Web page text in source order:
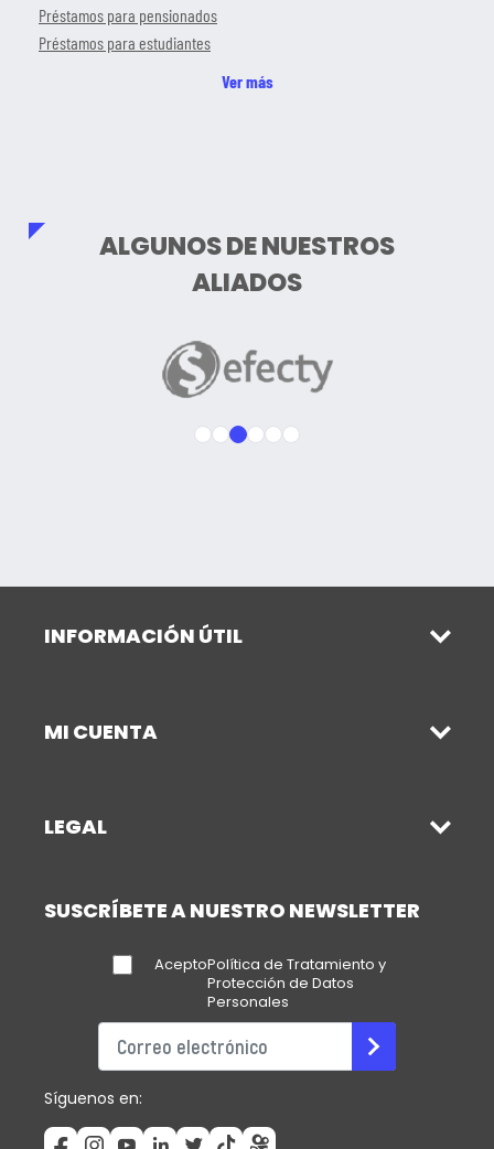
Préstamos para pensionados
Préstamos para estudiantes
Ver más
ALGUNOS DE NUESTROS
ALIADOS
INFORMACIÓN ÚTIL
MI CUENTA
LEGAL
SUSCRÍBETE A NUESTRO NEWSLETTER
AceptoPolítica de Tratamiento y
Protección de Datos
Personales
Síguenos en: